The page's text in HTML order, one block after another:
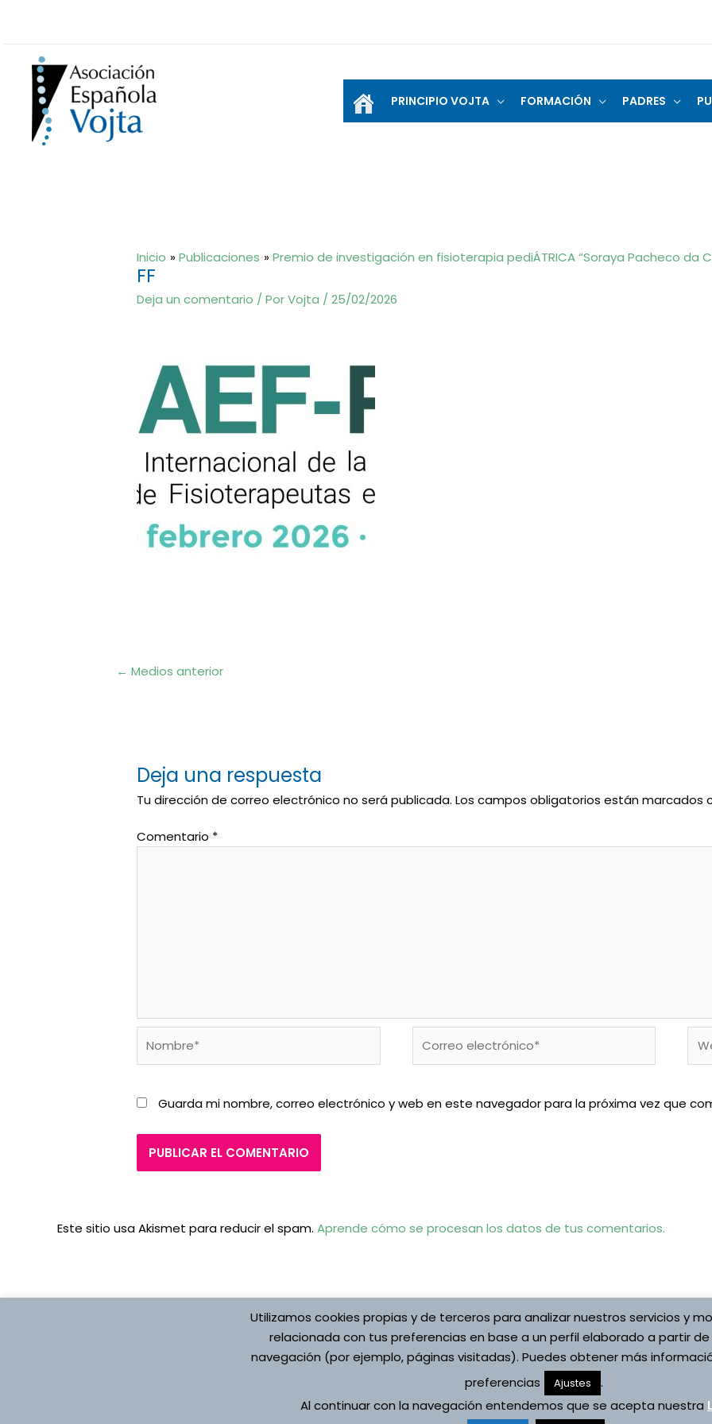
PRINCIPIO VOJTA FORMACIÓN PADRES
Inicio Publicaciones Premio de investigación en fisioterapia pediÁTRICA “Soraya Pacheco da
FF
Deja un comentario / PorVojta /25/02/2026
Navegación
← Medios anterior
Deja una respuesta
Tu dirección de correo electrónico no será publicada. Los campos obligatorios están marcados
Comentario *
electrónico*
Guarda mi nombre, correo electrónico y web en este navegador para la próxima vez que
Este sitio usa Akismet para reducir el spam. Aprende cómo se procesan los datos de tus comentarios.
Registro de Actividades
Copyright © 2026
Vojta
Utilizamos cookies propias y de terceros para analizar nuestros servicios y
relacionada con tus preferencias en base a un perfil elaborado a partir
navegación (por ejemplo, páginas visitadas). Puedes obtener más
preferencias
Ajustes
.
Al continuar con la navegación entendemos que se acepta nuestra